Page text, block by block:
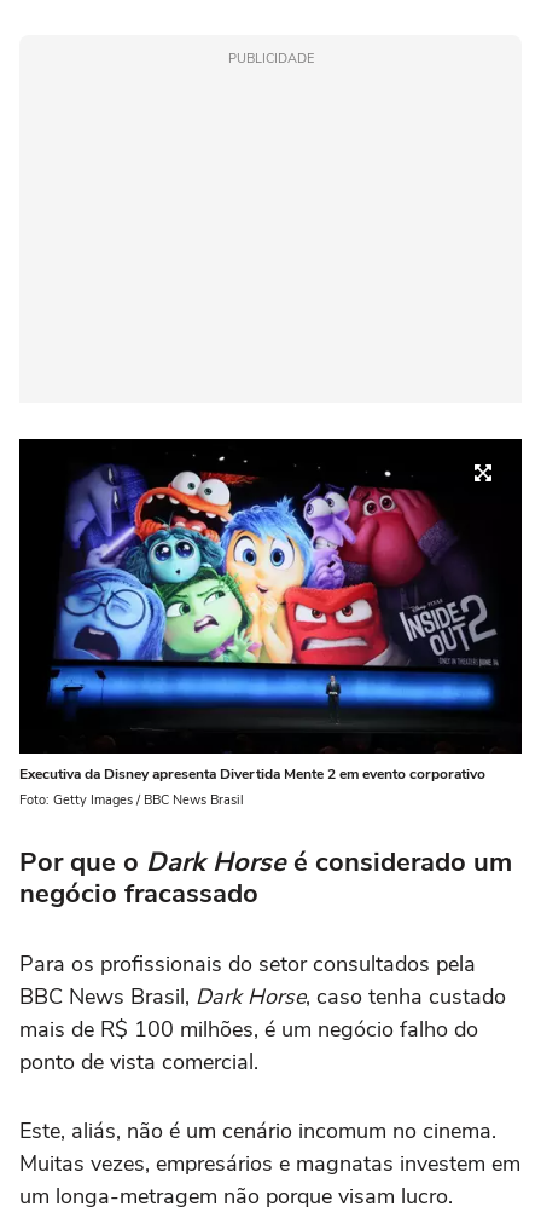
PUBLICIDADE
Executiva da Disney apresenta Divertida Mente 2 em evento corporativo
Foto: Getty Images / BBC News Brasil
Por que o Dark Horseé considerado um
negócio fracassado
Para os profissionais do setor consultados pela
BBC News Brasil, Dark Horse, caso tenha custado
mais de R$ 100 milhões, é um negócio falho do
ponto de vista comercial.
Este, aliás, não é um cenário incomum no cinema.
Muitas vezes, empresários e magnatas investem em
um longa-metragem não porque visam lucro.